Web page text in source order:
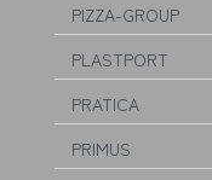
PIZZA-GROUP
PLASTPORT
PRATICA
PRIMUS